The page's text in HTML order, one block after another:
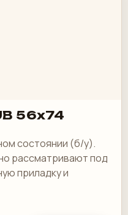
56x74
состоянии (б/у).
рассматривают под
приладку и